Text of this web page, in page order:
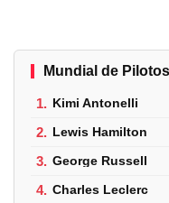
Mundial de Pilotos
1. Kimi Antonelli
2. Lewis Hamilton
3. George Russell
4. Charles Leclerc